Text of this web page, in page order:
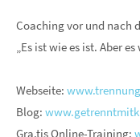
Coaching vor und nach
„Es ist wie es ist. Aber
Webseite:
Blog:
Gra.tis Online-Training: